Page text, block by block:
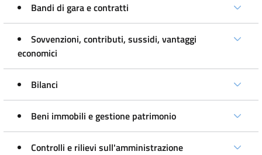
Bandi di gara e contratti
Sovvenzioni, contributi, sussidi, vantaggi
economici
Bilanci
Beni immobili e gestione patrimonio
Controlli e rilievi sull'amministrazione